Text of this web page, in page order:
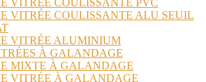
VITRÉE COULISSANTE PVC
VITRÉE COULISSANTE ALU SEUIL
VITRÉE ALUMINIUM
À GALANDAGE
MIXTE À GALANDAGE
VITRÉE À GALANDAGE